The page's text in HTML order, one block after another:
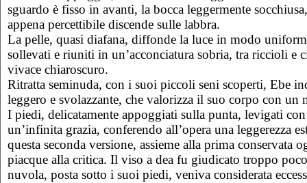
sguardo è fisso in avanti, la bocca leggermente
appena percettibile discende sulle labbra.
La pelle, quasi diafana, diffonde la luce in modo
sollevati e riuniti in un’acconciatura sobria, tra riccioli e
vivace chiaroscuro.
Ritratta seminuda, con i suoi piccoli seni scoperti, Ebe
leggero e svolazzante, che valorizza il suo corpo con un
I piedi, delicatamente appoggiati sulla punta, levigati
un’infinita grazia, conferendo all’opera una leggerezza
questa seconda versione, assieme alla prima conservata
piacque alla critica. Il viso a dea fu giudicato troppo
nuvola, posta sotto i suoi piedi, veniva considerata